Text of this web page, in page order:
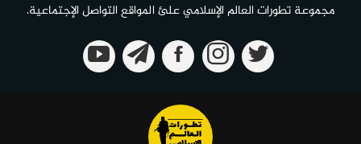
مجموعة تطورات العالم الإسلامي علئ المواقع التواصل الإجتماعية.